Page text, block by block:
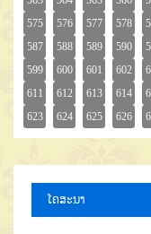
ໂຄສະນາ